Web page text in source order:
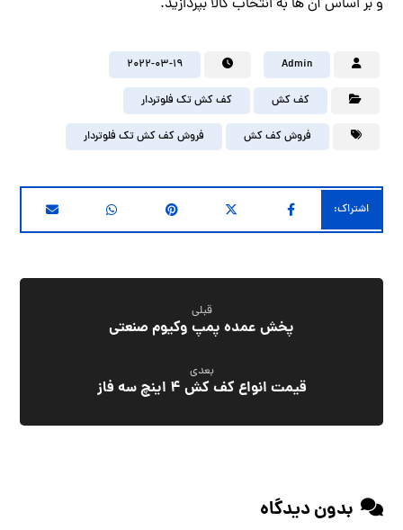
Admin
2022-03-19
کف کش کف کش تک فلوتردار
فروش کف کش فروش کف کش تک فلوتردار
قبلی
پخش عمده پمپ وکیوم صنعتی
بعدی
قیمت انواع کف کش ۴ اینچ سه فاز
بدون دیدگاه